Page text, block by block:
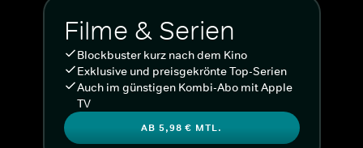
Filme & Serien
Blockbuster kurz nach dem Kino
Exklusive und preisgekrönte Top-Serien
Auch im günstigen Kombi-Abo mit Apple
TV
AB 5,98 € MTL.